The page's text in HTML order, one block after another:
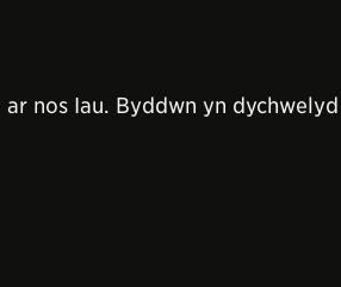
nos Iau. Byddwn yn